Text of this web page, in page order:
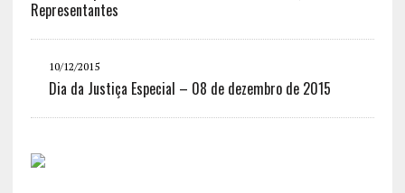
Representantes
10/12/2015
Dia da Justiça Especial – 08 de dezembro de 2015